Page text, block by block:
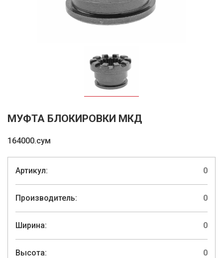
МУФТА БЛОКИРОВКИ МКД
164000.сум
Артикул: 0
Производитель: 0
Ширина: 0
Высота: 0